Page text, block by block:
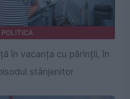
POLITICA
în vacanța cu părinții, în
stânjenitor